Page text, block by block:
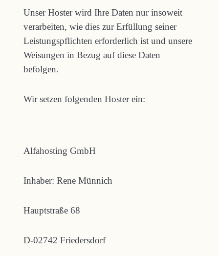
Unser Hoster wird Ihre Daten nur insoweit
verarbeiten, wie dies zur Erfüllung seiner
Leistungspflichten erforderlich ist und unsere
Weisungen in Bezug auf diese Daten
befolgen.
Wir setzen folgenden Hoster ein:
Alfahosting GmbH
Inhaber: Rene Münnich
Hauptstraße 68
D-02742 Friedersdorf